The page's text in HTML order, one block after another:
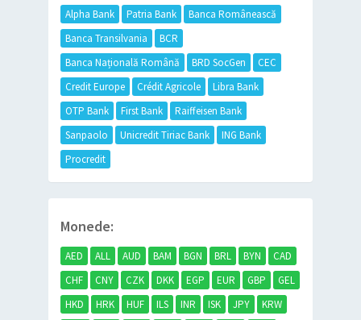
Alpha Bank Patria Bank
Banca Românească
Banca Transilvania
BCR
Banca Națională Română
BRD SocGen
CEC
Credit Europe
Crédit Agricole
Libra Bank
OTP Bank
First Bank
Raiffeisen Bank
Sanpaolo
Unicredit Tiriac Bank
ING Bank
Procredit
Monede:
AED ALL AUD BAM BGN BRL BYN
CAD
CHF
CNY CZK DKK EGP EUR GBP
GEL
HKD
HRK HUF ILS INR ISK JPY
KRW